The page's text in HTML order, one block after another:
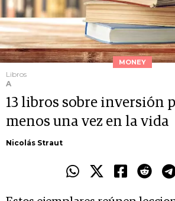
MONEY
Libros
A
13 libros sobre inversión
menos una vez en la vida
Nicolás Straut